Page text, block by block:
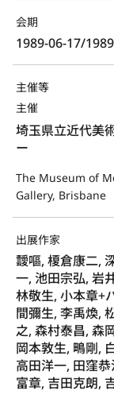
会期
1989-06-17/
主催等
主催
埼玉県立近代美
ー
The Museum of
Gallery, Brisbane
出展作家
靉嘔, 榎倉康二,
一, 池田宗弘, 岩
林敬生, 小本章+
間彌生, 李禹煥,
之, 森村泰昌, 森
岡本敦生, 鴫剛,
高田洋一, 田窪
富章, 吉田克朗,